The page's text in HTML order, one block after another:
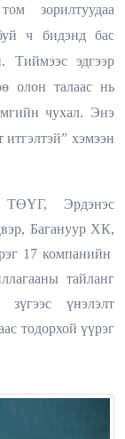
зорилтуудаа
ч бидэнд бас
Тиймээс эдгээр
олон талаас нь
чухал. Энэ
итгэлтэй” хэмээн
ТӨҮГ, Эрдэнэс
Багануур ХК,
17 компанийн
тайланг
үнэлэлт
тодорхой үүрэг